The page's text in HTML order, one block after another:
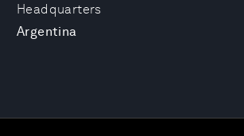
Headquarters
Argentina